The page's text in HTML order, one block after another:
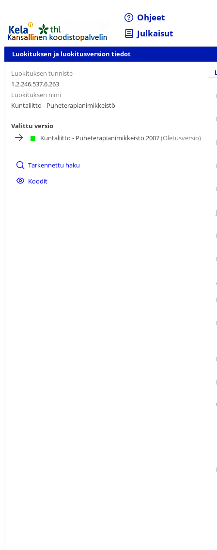
Ohjeet
Julkaisut
Luokituksen ja luokitusversion tiedot
Luokituksen tunniste
1.2.246.537.6.263
Luokituksen nimi
Kuntaliitto - Puheterapianimikkeistö
Valittu versio
Kuntaliitto - Puheterapianimikkeistö 2007(Oletusversio)
Tarkennettu haku
Koodit